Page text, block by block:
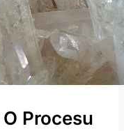
Procesu